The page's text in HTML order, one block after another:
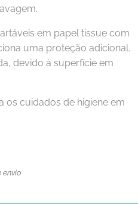
em papel tissue com
uma proteção adicional.
devido à superfície em
os cuidados de higiene em
envio